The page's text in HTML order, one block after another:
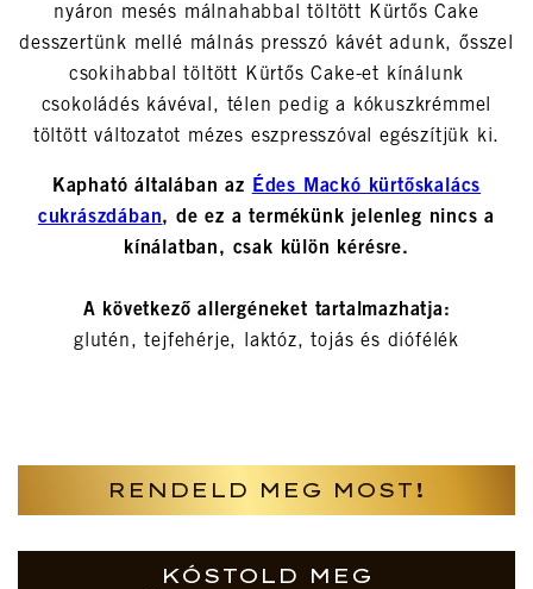
nyáron mesés málnahabbal töltött Kürtős Cake
desszertünk mellé málnás presszó kávét adunk, ősszel
csokihabbal töltött Kürtős Cake-et kínálunk
csokoládés kávéval, télen pedig a kókuszkrémmel
töltött változatot mézes eszpresszóval egészítjük ki.
Kapható általában az
Édes Mackó kürtőskalács
cukrászdában, de ez a termékünk jelenleg nincs a
kínálatban, csak külön kérésre.
A következő allergéneket tartalmazhatja:
glutén, tejfehérje, laktóz, tojás és diófélék
RENDELD MEG MOST!
KÓSTOLD MEG